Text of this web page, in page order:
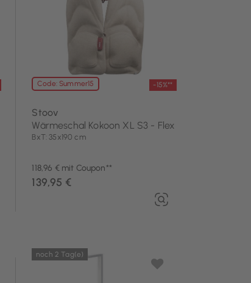
Code: Summer15 -15%**
Stoov
Wärmeschal Kokoon XL S3 - Flex
BxT: 35x190 cm
118,96 € mit Coupon**
139,95 €
noch 2 Tag(e)